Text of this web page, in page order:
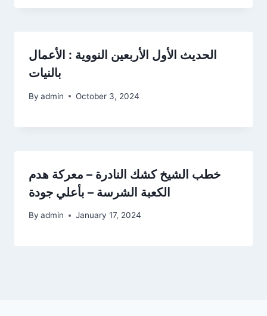
الحديث الأول الأربعين النووية : الأعمال
بالنيات
By admin October 3, 2024
خطب الشيخ كشك النادرة – معركة هدم
الكعبة الشرسة – بأعلي جودة
By admin January 17, 2024